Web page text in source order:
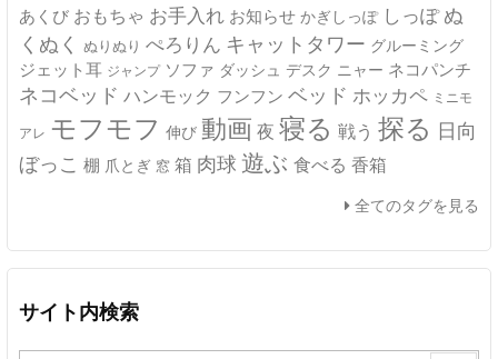
あくび おもちゃ お手入れ お知らせ かぎしっぽ しっぽ ぬ
くぬく ぬりぬり ぺろりん キャットタワー グルーミング
ジェット耳 ジャンプ ソファ ダッシュ デスク ニャー ネコパンチ
ネコベッド ハンモック フンフン ベッド ホッカペ ミニモ
アレ モフモフ 伸び 動画 夜 寝る 戦う 探る 日向
ぼっこ 棚 爪とぎ 窓 箱 肉球 遊ぶ 食べる 香箱
全てのタグを見る
サイト内検索